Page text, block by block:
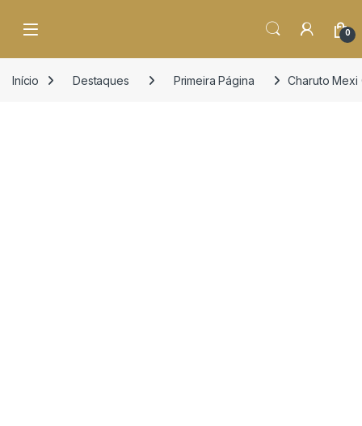
Open 0
Início Destaques Primeira Página Charuto Mexi